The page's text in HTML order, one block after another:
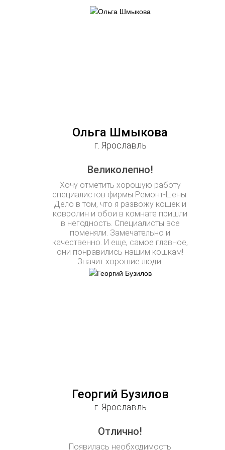
Ольга Шмыкова
г. Ярославль
Великолепно!
Хочу отметить хорошую работу
специалистов фирмы Ремонт-Цены.
Дело в том, что я развожу кошек и
ковролин и обои в комнате пришли
в негодность. Специалисты все
поменяли. Замечательно и
качественно. И еще, самое главное,
они понравились нашим кошкам!
Значит хорошие люди.
Георгий Бузилов
г. Ярославль
Отлично!
Появилась необходимость